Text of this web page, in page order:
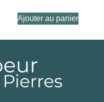
Ajouter au panier